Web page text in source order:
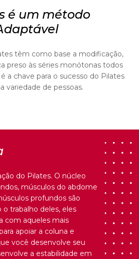
é um método
têm como base a modificação,
preso às séries monótonas todos
a chave para o sucesso do Pilates
variedade de pessoas.
do Pilates. O núcleo
músculos do abdome
profundos são
trabalho deles, eles
com aqueles mais
apoiar a coluna e
você desenvolve seu
a estabilidade em